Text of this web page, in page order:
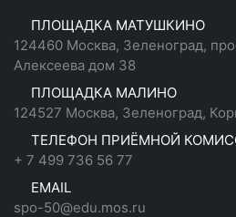
ПЛОЩАДКА МАТУШКИНО
124460 Москва, Зеленоград,
Алексеева дом 38
ПЛОЩАДКА МАЛИНО
124527 Москва, Зеленоград,
ТЕЛЕФОН ПРИЁМНОЙ
+ 7 499 736 56 77
EMAIL
spo-50@edu.mos.ru